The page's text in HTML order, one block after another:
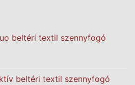
beltéri textil szennyfogó
beltéri textil szennyfogó